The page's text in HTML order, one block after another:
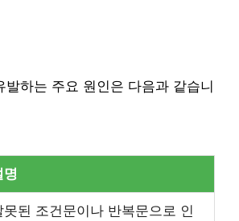
발하는 주요 원인은 다음과 같습니
명
못된 조건문이나 반복문으로 인